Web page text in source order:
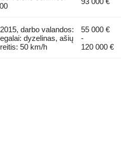
darbo valandos:
dyzelinas, ašių
50 km/h
55 000 €
-
120 000 €